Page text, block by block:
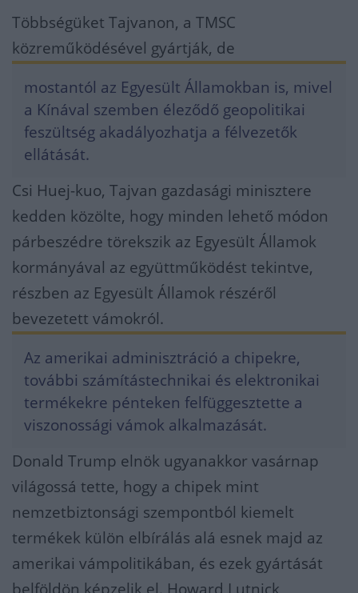
Többségüket Tajvanon, a TMSC
közreműködésével gyártják, de
mostantól az Egyesült Államokban is, mivel
a Kínával szemben éleződő geopolitikai
feszültség akadályozhatja a félvezetők
ellátását.
Csi Huej-kuo, Tajvan gazdasági minisztere
kedden közölte, hogy minden lehető módon
párbeszédre törekszik az Egyesült Államok
kormányával az együttműködést tekintve,
részben az Egyesült Államok részéről
bevezetett vámokról.
Az amerikai adminisztráció a chipekre,
további számítástechnikai és elektronikai
termékekre pénteken felfüggesztette a
viszonossági vámok alkalmazását.
Donald Trump elnök ugyanakkor vasárnap
világossá tette, hogy a chipek mint
nemzetbiztonsági szempontból kiemelt
termékek külön elbírálás alá esnek majd az
amerikai vámpolitikában, és ezek gyártását